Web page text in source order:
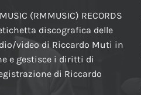
(RMMUSIC) RECORDS
discografica delle
video di Riccardo Muti in
e gestisce i diritti di
di Riccardo